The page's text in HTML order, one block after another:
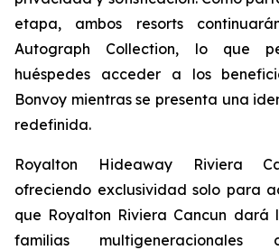
etapa, ambos resorts
Autograph Collection, lo que
huéspedes acceder a los
Bonvoy mientras se presenta una
redefinida.
Royalton Hideaway Riviera
ofreciendo exclusividad solo para
que Royalton Riviera Cancun dará
familias multigeneracionales